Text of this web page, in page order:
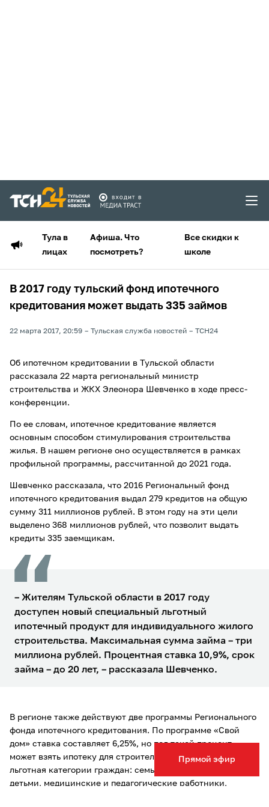
Тула в
лицах
Афиша. Что
посмотреть?
Все скидки к
школе
Прямой эфир
В 2017 году тульский фонд ипотечного
кредитования может выдать 335 займов
22 марта 2017, 20:59 Тульская служба новостей ТСН24
Об ипотечном кредитовании в Тульской области
рассказала 22 марта региональный министр
строительства и ЖКХ Элеонора Шевченко в ходе пресс-
конференции.
По ее словам, ипотечное кредитование является
основным способом стимулирования строительства
жилья. В нашем регионе оно осуществляется в рамках
профильной программы, рассчитанной до 2021 года.
Шевченко рассказала, что 2016 Региональный фонд
ипотечного кредитования выдал 279 кредитов на общую
сумму 311 миллионов рублей. В этом году на эти цели
выделено 368 миллионов рублей, что позволит выдать
кредиты 335 заемщикам.
– Жителям Тульской области в 2017 году
доступен новый специальный льготный
ипотечный продукт для индивидуального жилого
строительства. Максимальная сумма займа – три
миллиона рублей. Процентная ставка 10,9%, срок
займа – до 20 лет, – рассказала Шевченко.
В регионе также действуют две программы Регионального
фонда ипотечного кредитования. По программе «Свой
дом» ставка составляет 6,25%, но под такой процент
может взять ипотеку для строительства дома только
льготная категории граждан: семьи с двумя и более
детьми, медицинские и педагогические работники,